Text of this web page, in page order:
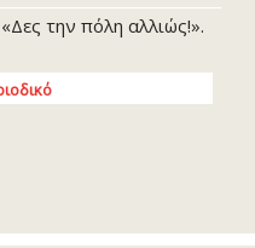
την πόλη αλλιώς!».